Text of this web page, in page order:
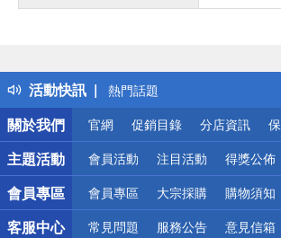
活動快訊
得獎公告
熱門話題
銀行優惠
偏遠地區配送
詐騙網頁！請小心！
關於我們
官網 促銷目錄 分店資訊
主題活動 會員活動 注目活動 得獎公佈
會員專區 會員專區 大宗採購 購物須知
客服中心 常見問題 服務公告 意見信箱